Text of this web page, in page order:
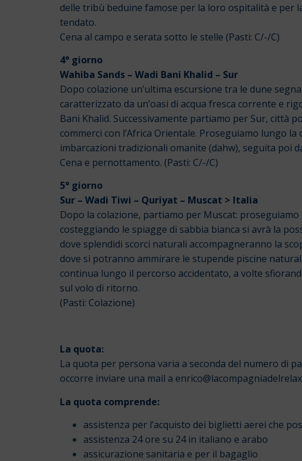
delle tribù beduine famose per la loro ospitalità e per
tendato.
Cena al campo e serata sotto le stelle (Pasti: C/-/C)
4° giorno
Wahiba Sands – Wadi Bani Khalid – Sur
Dopo colazione un’ultima escursione tra le dune
caratterizzato da un’oasi di acqua fresca corrente e
Bani Khalid. Successivamente partiamo per Sur, città
commerci con l’Africa Orientale. Proseguiamo lungo
imbarcazioni tradizionali omanite (dahw), seguita poi
Cena e pernottamento. (Pasti: C/-/C)
5° giorno
Sur – Wadi Tiwi – Quriyat – Muscat > Italia
Dopo la colazione, partiamo per Muscat:
costeggiando le spiagge di sabbia bianca si avrà la
dove splendidi scorci naturali accompagneranno la
dove si potranno ammirare le stupende piscine
continua lungo il percorso accidentato, a volte
sul volo di ritorno.
(Pasti: Colazione)
La quota:
La quota per persona varia a seconda del numero di
occorre inviare una mail a
La quota comprende:
assistenza per l’acquisto dei biglietti aerei che
assistenza 24 ore su 24 in italiano e arabo
assicurazione sanitaria e per il bagaglio